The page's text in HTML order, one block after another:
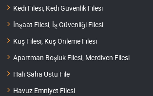
Kedi Filesi, Kedi Güvenlik Filesi
İnşaat Filesi, İş Güvenliği Filesi
Kuş Filesi, Kuş Önleme Filesi
Apartman Boşluk Filesi, Merdiven Filesi
Halı Saha Üstü File
Havuz Emniyet Filesi